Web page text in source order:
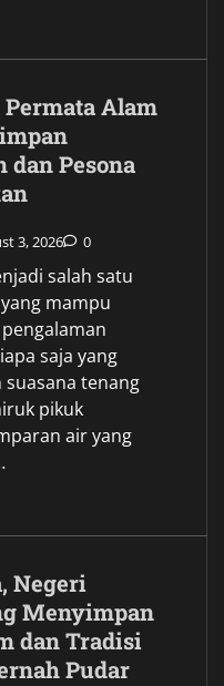
Permata Alam
dan Pesona
3, 2026 0
salah satu
mampu
saja yang
tenang
pikuk
air yang
Negeri
Menyimpan
dan Tradisi
Pudar